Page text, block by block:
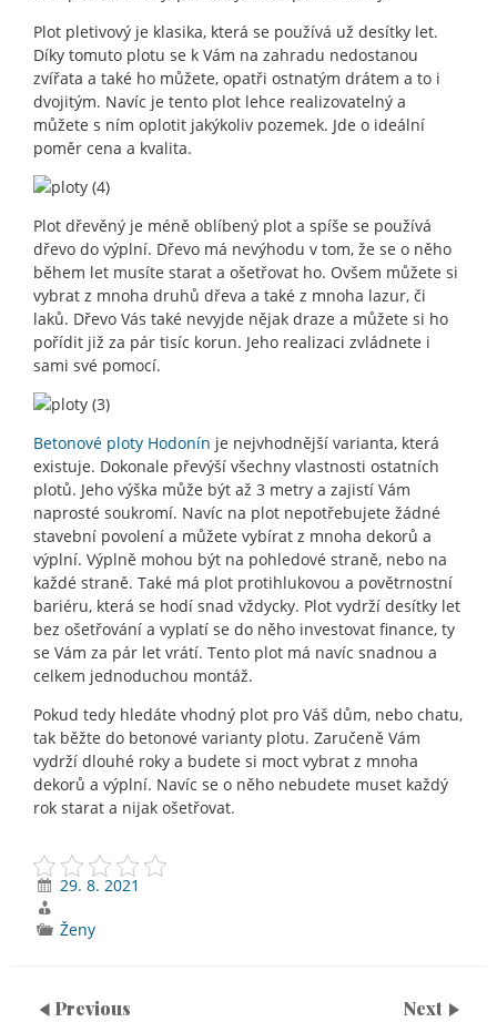
Plot pletivový je klasika, která se používá už desítky let.
Díky tomuto plotu se k Vám na zahradu nedostanou
zvířata a také ho můžete, opatři ostnatým drátem a to i
dvojitým. Navíc je tento plot lehce realizovatelný a
můžete s ním oplotit jakýkoliv pozemek. Jde o ideální
poměr cena a kvalita.
Plot dřevěný je méně oblíbený plot a spíše se používá
dřevo do výplní. Dřevo má nevýhodu v tom, že se o něho
během let musíte starat a ošetřovat ho. Ovšem můžete si
vybrat z mnoha druhů dřeva a také z mnoha lazur, či
laků. Dřevo Vás také nevyjde nějak draze a můžete si ho
pořídit již za pár tisíc korun. Jeho realizaci zvládnete i
sami své pomocí.
Betonové ploty Hodonín je nejvhodnější varianta, která
existuje. Dokonale převýší všechny vlastnosti ostatních
plotů. Jeho výška může být až 3 metry a zajistí Vám
naprosté soukromí. Navíc na plot nepotřebujete žádné
stavební povolení a můžete vybírat z mnoha dekorů a
výplní. Výplně mohou být na pohledové straně, nebo na
každé straně. Také má plot protihlukovou a povětrnostní
bariéru, která se hodí snad vždycky. Plot vydrží desítky let
bez ošetřování a vyplatí se do něho investovat finance, ty
se Vám za pár let vrátí. Tento plot má navíc snadnou a
celkem jednoduchou montáž.
Pokud tedy hledáte vhodný plot pro Váš dům, nebo chatu,
tak běžte do betonové varianty plotu. Zaručeně Vám
vydrží dlouhé roky a budete si moct vybrat z mnoha
dekorů a výplní. Navíc se o něho nebudete muset každý
rok starat a nijak ošetřovat.
29. 8. 2021
Ženy
Previous Next